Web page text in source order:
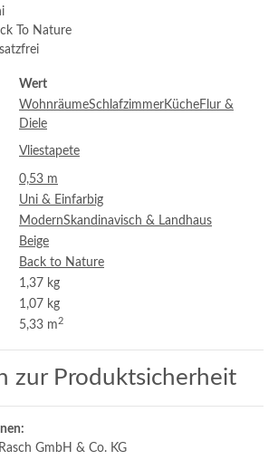
To Nature
Wert
WohnräumeSchlafzimmerKücheFlur &
Diele
Vliestapete
0,53 m
Uni & Einfarbig
ModernSkandinavisch & Landhaus
Beige
Back to Nature
1,37 kg
1,07 kg
5,33 m 2
zur Produktsicherheit
GmbH & Co. KG